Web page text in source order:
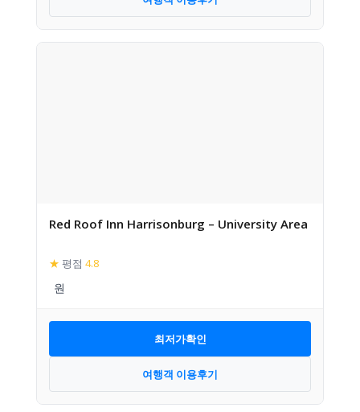
Red Roof Inn Harrisonburg – University Area
★ 평점 4.8
최저가확인
여행객 이용후기